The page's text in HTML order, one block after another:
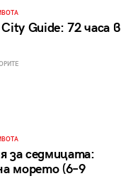
Guide: 72 часа в
за седмицата:
морето (6–9